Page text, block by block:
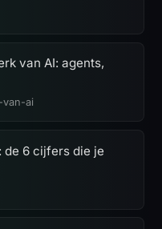
van AI: agents,
ai
de 6 cijfers die je